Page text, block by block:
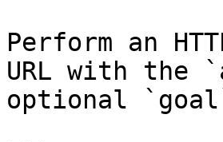
Perform an
URL with the
optional